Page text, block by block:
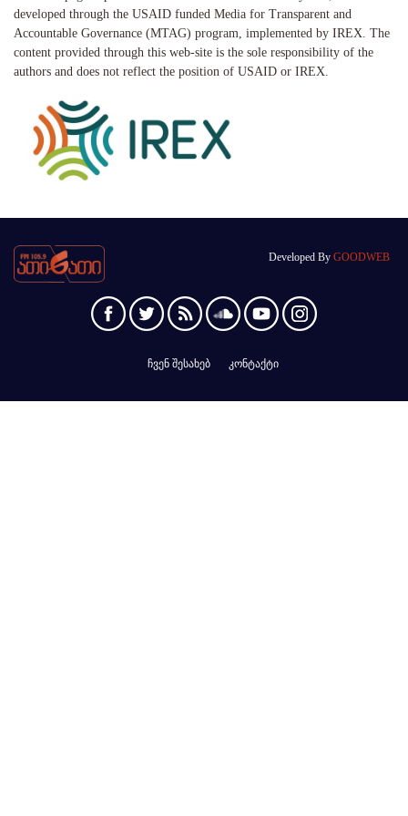
developed through the USAID funded Media for Transparent and
Accountable Governance (MTAG) program, implemented by IREX. The
content provided through this web-site is the sole responsibility of the
authors and does not reflect the position of USAID or IREX.
Developed By GOODWEB
ჩვენ შესახებ კონტაქტი